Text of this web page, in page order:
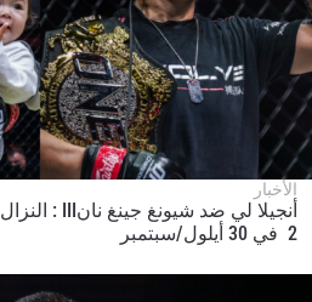
الأخبار
2 في 30 أيلول/سبتمبر
ابق على اطّلاع
خذ بطولة "ون" معك أينما
إلى آخر الأخبار، وفتح العروض